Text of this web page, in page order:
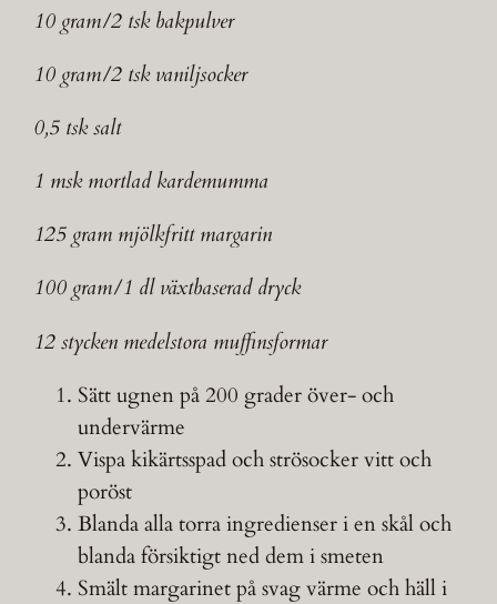
10 gram/2 tsk bakpulver
10 gram/2 tsk vaniljsocker
0,5 tsk salt
1 msk mortlad kardemumma
125 gram mjölkfritt margarin
100 gram/1 dl växtbaserad dryck
12 stycken medelstora muffinsformar
Sätt ugnen på 200 grader över- och
undervärme
Vispa kikärtsspad och strösocker vitt och
poröst
Blanda alla torra ingredienser i en skål och
blanda försiktigt ned dem i smeten
Smält margarinet på svag värme och häll i